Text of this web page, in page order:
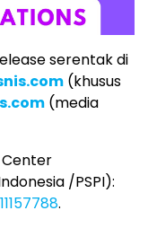
serentak di
(khusus
(media
/PSPI):
.